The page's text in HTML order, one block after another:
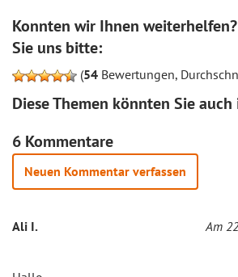
Konnten wir Ihnen
Sie uns bitte:
(54 Bewertungen,
Diese Themen könnten Sie
6 Kommentare
Neuen Kommentar verfassen
Ali I. Am